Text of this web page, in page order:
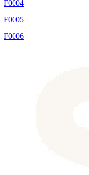
F0004
F0005
F0006